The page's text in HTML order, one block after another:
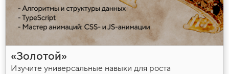
«Золотой»
Изучите универсальные навыки для роста